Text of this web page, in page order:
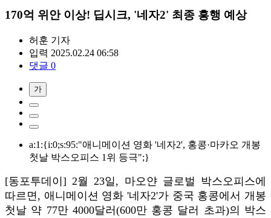
170억 위안 이상! 딥시크, '네자2' 최종 흥행 예상
허훈 기자
입력 2025.02.24 06:58
댓글 0
가
a:1:{i:0;s:95:"애니메이션 영화 '네자2', 홍콩·마카오 개봉
첫날 박스오피스 1위 등극";}
[동포투데이] 2월 23일, 마오얀 글로벌 박스오피스에
따르면, 애니메이션 영화 '네자2'가 중국 홍콩에서 개봉
첫날 약 77만 4000달러(600만 홍콩 달러 초과)의 박스